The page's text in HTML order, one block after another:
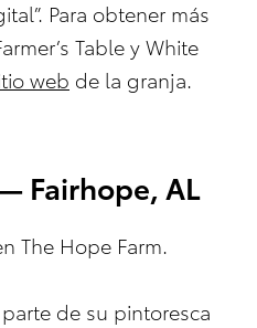
Para obtener más
Table y White
web de la granja.
Fairhope, AL
The Hope Farm.
de su pintoresca